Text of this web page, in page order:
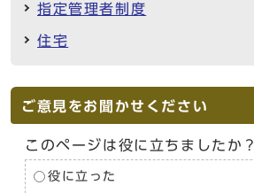
指定管理者制度
住宅
ご意見をお聞かせください
このページは役に立ちましたか？
役に立った